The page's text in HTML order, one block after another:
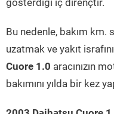
gösterdiği iç dirençtir.
Bu nedenle, bakım
uzatmak ve yakıt
Cuore 1.0 aracınızın
bakımını yılda bir kez